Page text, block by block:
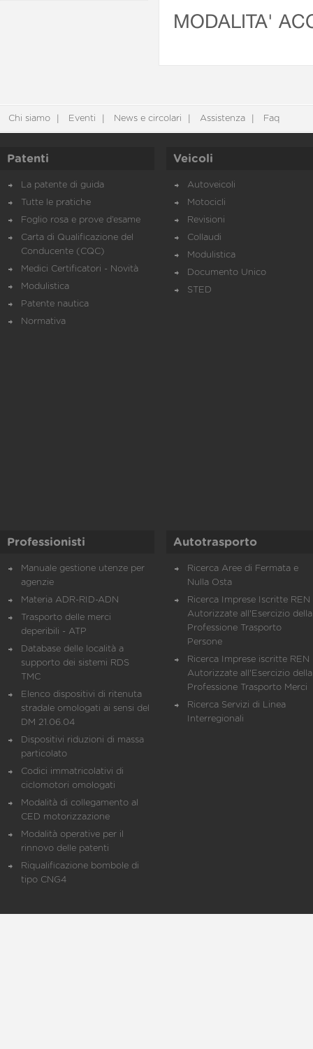
MODALITA'
Chi siamo Eventi News e circolari Assistenza Faq
Patenti
La patente di guida
Tutte le pratiche
Foglio rosa e prove d’esame
Carta di Qualificazione del
Conducente (CQC)
Medici Certificatori - Novità
Modulistica
Patente nautica
Normativa
Veicoli
Autoveicoli
Motocicli
Revisioni
Collaudi
Modulistica
Documento Unico
STED
Professionisti
Manuale gestione utenze per
agenzie
Materia ADR-RID-ADN
Trasporto delle merci
deperibili - ATP
Database delle località a
supporto dei sistemi RDS
TMC
Elenco dispositivi di ritenuta
stradale omologati ai sensi del
DM 21.06.04
Dispositivi riduzioni di massa
particolato
Codici immatricolativi di
ciclomotori omologati
Modalità di collegamento al
CED motorizzazione
Modalità operative per il
rinnovo delle patenti
Riqualificazione bombole di
tipo CNG4
Autotrasporto
Ricerca Aree di Fermata e
Nulla Osta
Ricerca Imprese Iscritte REN
Autorizzate all'Esercizio della
Professione Trasporto
Persone
Ricerca Imprese iscritte REN
Autorizzate all'Esercizio della
Professione Trasporto Merci
Ricerca Servizi di Linea
Interregionali